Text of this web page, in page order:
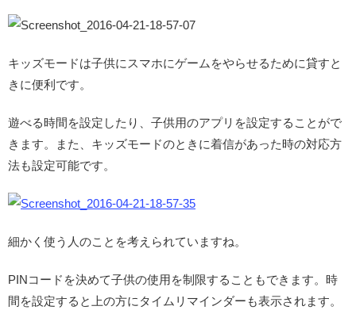
キッズモードは子供にスマホにゲームをやらせるために貸すと
きに便利です。
遊べる時間を設定したり、子供用のアプリを設定することがで
きます。また、キッズモードのときに着信があった時の対応方
法も設定可能です。
細かく使う人のことを考えられていますね。
PINコードを決めて子供の使用を制限することもできます。時
間を設定すると上の方にタイムリマインダーも表示されます。